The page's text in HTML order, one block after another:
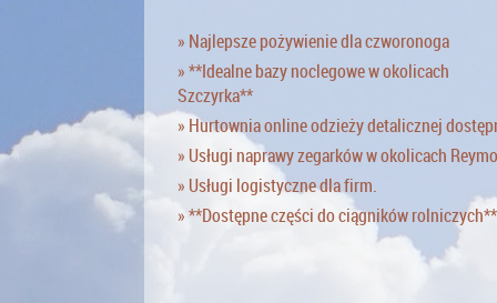
» Najlepsze pożywienie dla czworonoga
» **Idealne bazy noclegowe w okolicach
Szczyrka**
» Hurtownia online odzieży detalicznej
» Usługi naprawy zegarków w okolicach
» Usługi logistyczne dla firm.
» **Dostępne części do ciągników rolniczych**